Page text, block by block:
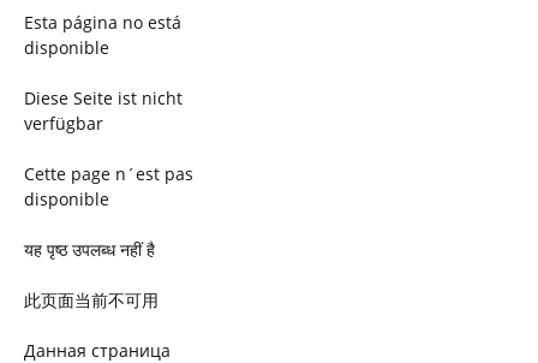
Esta página no está
disponible
Diese Seite ist nicht
verfügbar
Cette page n´est pas
disponible
यह पृष्ठ उपलब्ध नहीं है
此页面当前不可用
Данная страница